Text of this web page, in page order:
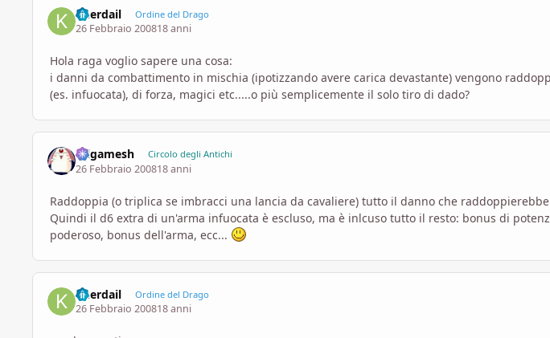
Kherdail Ordine del Drago
26 Febbraio 200818 anni
Hola raga voglio sapere una cosa:
i danni da combattimento in mischia (ipotizzando avere carica devastante) vengono
(es. infuocata), di forza, magici etc.....o più semplicemente il solo tiro di dado?
Gilgamesh Circolo degli Antichi
26 Febbraio 200818 anni
Raddoppia (o triplica se imbracci una lancia da cavaliere) tutto il danno che
Quindi il d6 extra di un'arma infuocata è escluso, ma è inlcuso tutto il resto: bonus di
poderoso, bonus dell'arma, ecc...
Kherdail Ordine del Drago
26 Febbraio 200818 anni